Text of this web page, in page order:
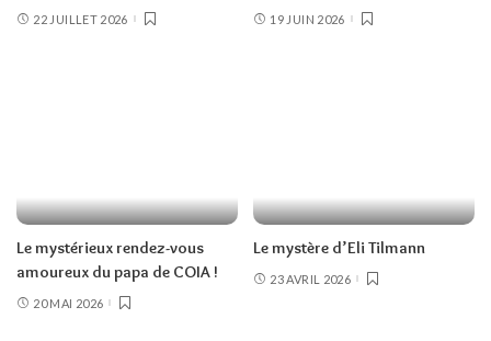
22 JUILLET 2026 19 JUIN 2026
Le mystérieux rendez-vous
amoureux du papa de COIA !
20 MAI 2026
Le mystère d’Eli Tilmann
23 AVRIL 2026